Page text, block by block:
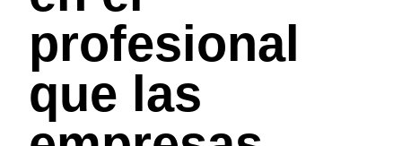
profesional
que las